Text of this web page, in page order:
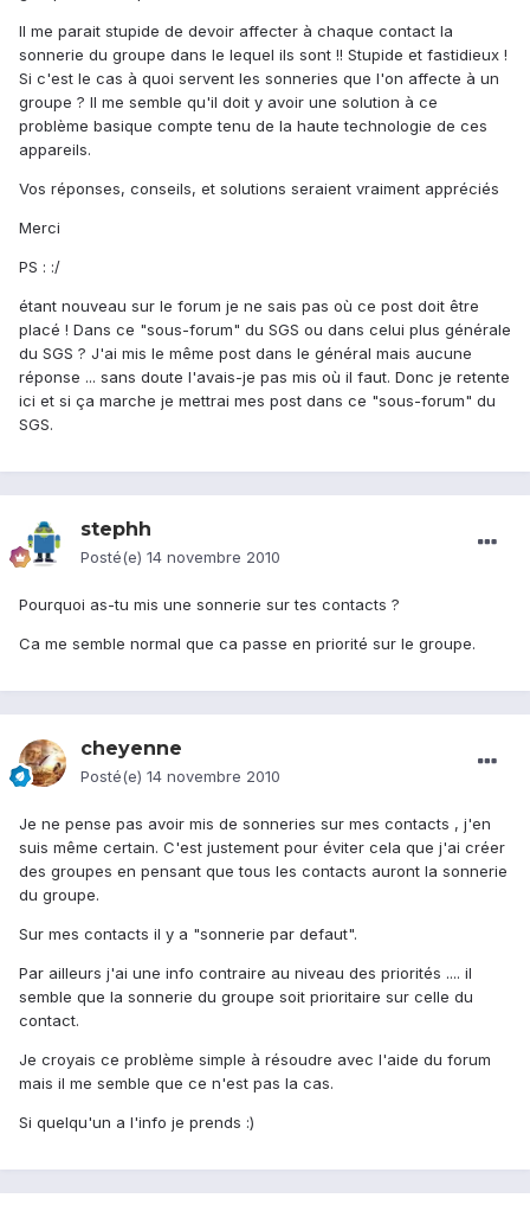
Il me parait stupide de devoir affecter à chaque contact la
sonnerie du groupe dans le lequel ils sont !! Stupide et fastidieux !
Si c'est le cas à quoi servent les sonneries que l'on affecte à un
groupe ? Il me semble qu'il doit y avoir une solution à ce
problème basique compte tenu de la haute technologie de ces
appareils.
Vos réponses, conseils, et solutions seraient vraiment appréciés
Merci
PS : :/
étant nouveau sur le forum je ne sais pas où ce post doit être
placé ! Dans ce "sous-forum" du SGS ou dans celui plus générale
du SGS ? J'ai mis le même post dans le général mais aucune
réponse ... sans doute l'avais-je pas mis où il faut. Donc je retente
ici et si ça marche je mettrai mes post dans ce "sous-forum" du
SGS.
stephh
Posté(e) 14 novembre 2010
Pourquoi as-tu mis une sonnerie sur tes contacts ?
Ca me semble normal que ca passe en priorité sur le groupe.
cheyenne
Posté(e) 14 novembre 2010
Je ne pense pas avoir mis de sonneries sur mes contacts , j'en
suis même certain. C'est justement pour éviter cela que j'ai créer
des groupes en pensant que tous les contacts auront la sonnerie
du groupe.
Sur mes contacts il y a "sonnerie par defaut".
Par ailleurs j'ai une info contraire au niveau des priorités .... il
semble que la sonnerie du groupe soit prioritaire sur celle du
contact.
Je croyais ce problème simple à résoudre avec l'aide du forum
mais il me semble que ce n'est pas la cas.
Si quelqu'un a l'info je prends :)